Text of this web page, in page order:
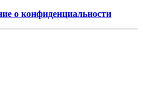
о конфиденциальности